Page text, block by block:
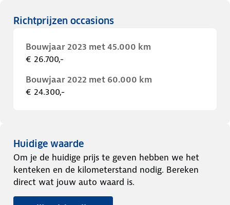
Richtprijzen occasions
Bouwjaar 2023 met 45.000 km
€ 26.700,-
Bouwjaar 2022 met 60.000 km
€ 24.300,-
Huidige waarde
Om je de huidige prijs te geven hebben we het
kenteken en de kilometerstand nodig. Bereken
direct wat jouw auto waard is.